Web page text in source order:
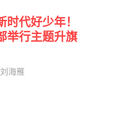
代好少年！
举行主题升旗
海雁